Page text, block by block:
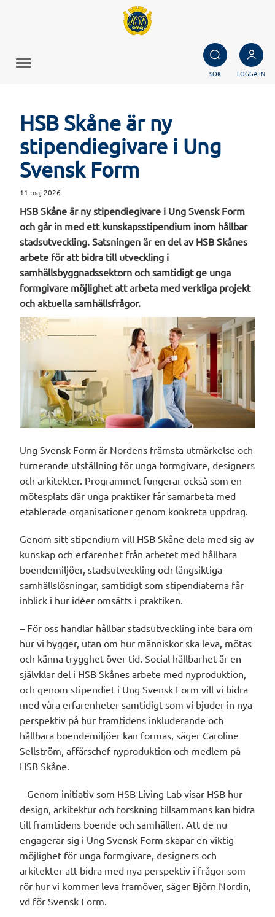
SÖK LOGGA IN
HSB Skåne är ny
stipendiegivare i Ung
Svensk Form
11 maj 2026
HSB Skåne är ny stipendiegivare i Ung Svensk Form
och går in med ett kunskapsstipendium inom hållbar
stadsutveckling. Satsningen är en del av HSB Skånes
arbete för att bidra till utveckling i
samhällsbyggnadssektorn och samtidigt ge unga
formgivare möjlighet att arbeta med verkliga projekt
och aktuella samhällsfrågor.
Ung Svensk Form är Nordens främsta utmärkelse och
turnerande utställning för unga formgivare, designers
och arkitekter. Programmet fungerar också som en
mötesplats där unga praktiker får samarbeta med
etablerade organisationer genom konkreta uppdrag.
Genom sitt stipendium vill HSB Skåne dela med sig av
kunskap och erfarenhet från arbetet med hållbara
boendemiljöer, stadsutveckling och långsiktiga
samhällslösningar, samtidigt som stipendiaterna får
inblick i hur idéer omsätts i praktiken.
– För oss handlar hållbar stadsutveckling inte bara om
hur vi bygger, utan om hur människor ska leva, mötas
och känna trygghet över tid. Social hållbarhet är en
självklar del i HSB Skånes arbete med nyproduktion,
och genom stipendiet i Ung Svensk Form vill vi bidra
med våra erfarenheter samtidigt som vi bjuder in nya
perspektiv på hur framtidens inkluderande och
hållbara boendemiljöer kan formas, säger Caroline
Sellström, affärschef nyproduktion och medlem på
HSB Skåne.
– Genom initiativ som HSB Living Lab visar HSB hur
design, arkitektur och forskning tillsammans kan bidra
till framtidens boende och samhällen. Att de nu
engagerar sig i Ung Svensk Form skapar en viktig
möjlighet för unga formgivare, designers och
arkitekter att bidra med nya perspektiv i frågor som
rör hur vi kommer leva framöver, säger Björn Nordin,
vd för Svensk Form.